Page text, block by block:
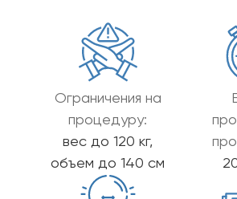
Ограничения на
процедуру:
вес до 120 кг,
объем до 140 см